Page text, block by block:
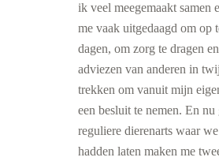
ik veel meegemaakt samen
me vaak uitgedaagd om op
dagen, om zorg te dragen
adviezen van anderen in
trekken om vanuit mijn
een besluit te nemen. En nu
reguliere dierenarts waar we
hadden laten maken me